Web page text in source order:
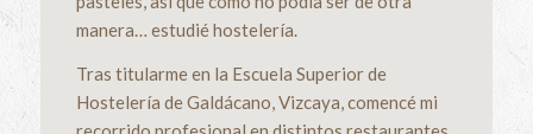
manera… estudié hostelería.
Tras titularme en la Escuela Superior de
Hostelería de Galdácano, Vizcaya, comencé mi